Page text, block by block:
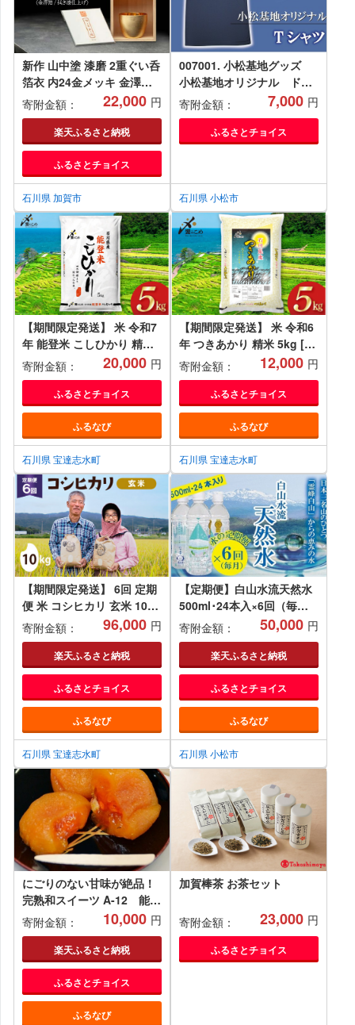
新作 山中塗 漆磨 2重ぐい呑
箔衣 内24金メッキ 金澤箔
拭き漆仕上げ 約70ml コー
スター付 漆磨カップ 保温
保冷 ぐい呑 コップ カップ
贈答 父の日 母の日 敬老の
日 ギフト 伝統工芸 工芸品
日本製 F6P-2082 クラウド
ファンディング 実施中
GCF
寄附金額： 22,000 円
楽天ふるさと納税
ふるさとチョイス
石川県 加賀市
007001. 小松基地グッズ
小松基地オリジナル ドラ
イTシャツ
寄附金額： 7,000 円
ふるさとチョイス
石川県 小松市
【期間限定発送】 米 令和7
年 能登米 こしひかり 精米
5kg [中橋商事 石川県 宝達
志水町 38601139] お米 白
米 ごはん 美味しい コシヒ
カリ おこめ こめ コメ 5キ
寄附金額： 20,000 円
ふるさとチョイス
ふるなび
石川県 宝達志水町
【期間限定発送】 米 令和6
年 つきあかり 精米 5kg [中
橋商事 石川県 宝達志水町
38601086] お米 コメ 白米
ごはん 美味しい 石川
寄附金額： 12,000 円
ふるさとチョイス
ふるなび
石川県 宝達志水町
【期間限定発送】 6回 定期
便 米 コシヒカリ 玄米 10kg
×1×6回 総計 60kg [農家に
しの 石川県 宝達志水町
38600823] 米 お米 ご飯 ご
はん こしひかり 石川 美味
寄附金額： 96,000 円
楽天ふるさと納税
ふるさとチョイス
ふるなび
石川県 宝達志水町
【定期便】白山水流天然水
500ml･24本入×6回（毎
月）
寄附金額： 50,000 円
楽天ふるさと納税
ふるさとチョイス
ふるなび
石川県 小松市
にごりのない甘味が絶品！
完熟和スイーツ A-12 能登
あんぽ柿
寄附金額： 10,000 円
楽天ふるさと納税
ふるさとチョイス
ふるなび
加賀棒茶 お茶セット
寄附金額： 23,000 円
ふるさとチョイス